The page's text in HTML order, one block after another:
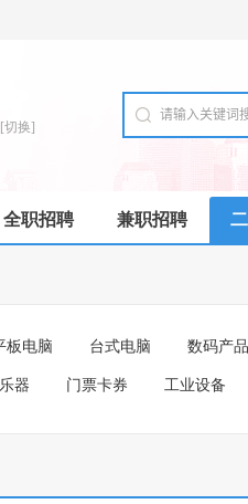
[切换]
全职招聘 兼职招聘
板电脑 台式电脑 数码产
器 门票卡券 工业设备